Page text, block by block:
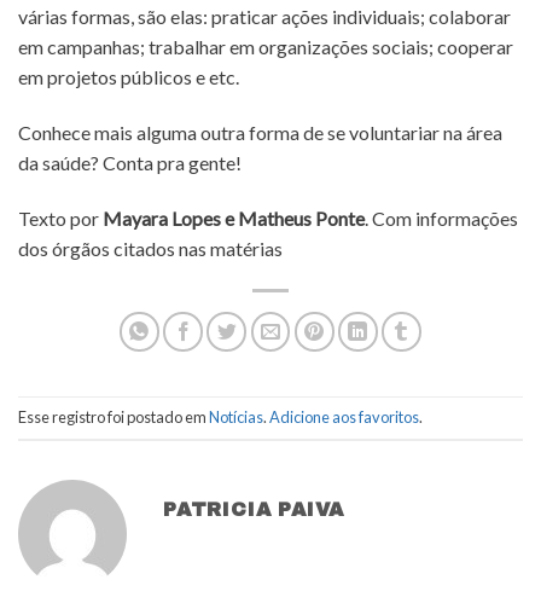
várias formas, são elas: praticar ações individuais; colaborar
em campanhas; trabalhar em organizações sociais; cooperar
em projetos públicos e etc.
Conhece mais alguma outra forma de se voluntariar na área
da saúde? Conta pra gente!
Texto por Mayara Lopes e Matheus Ponte. Com informações
dos órgãos citados nas matérias
Esse registro foi postado emNotícias.Adicione aos favoritos.
PATRICIA PAIVA